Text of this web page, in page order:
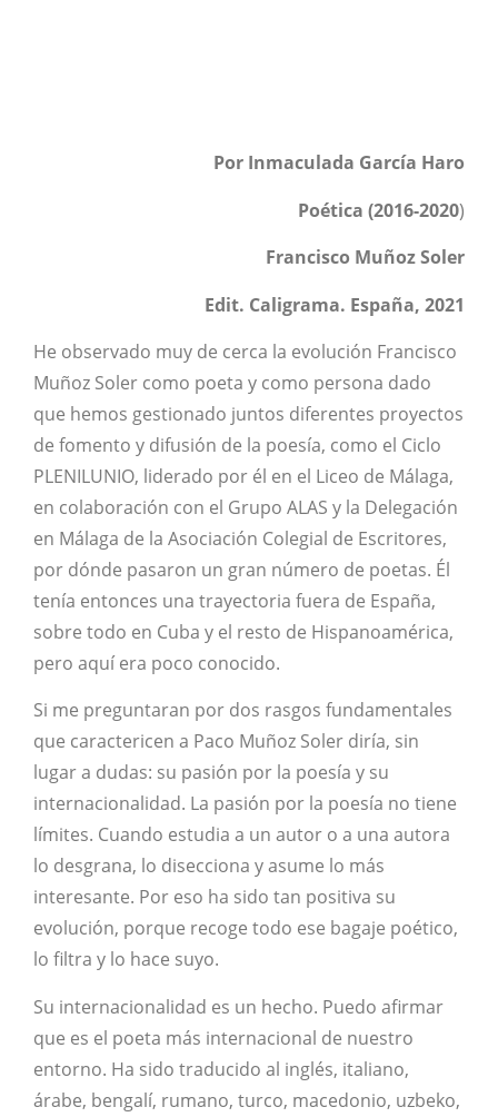
Por Inmaculada García Haro
Poética (2016-2020)
Francisco Muñoz Soler
Edit. Caligrama. España, 2021
He observado muy de cerca la evolución Francisco
Muñoz Soler como poeta y como persona dado
que hemos gestionado juntos diferentes proyectos
de fomento y difusión de la poesía, como el Ciclo
PLENILUNIO, liderado por él en el Liceo de Málaga,
en colaboración con el Grupo ALAS y la Delegación
en Málaga de la Asociación Colegial de Escritores,
por dónde pasaron un gran número de poetas. Él
tenía entonces una trayectoria fuera de España,
sobre todo en Cuba y el resto de Hispanoamérica,
pero aquí era poco conocido.
Si me preguntaran por dos rasgos fundamentales
que caractericen a Paco Muñoz Soler diría, sin
lugar a dudas: su pasión por la poesía y su
internacionalidad. La pasión por la poesía no tiene
límites. Cuando estudia a un autor o a una autora
lo desgrana, lo disecciona y asume lo más
interesante. Por eso ha sido tan positiva su
evolución, porque recoge todo ese bagaje poético,
lo filtra y lo hace suyo.
Su internacionalidad es un hecho. Puedo afirmar
que es el poeta más internacional de nuestro
entorno. Ha sido traducido al inglés, italiano,
árabe, bengalí, rumano, turco, macedonio, uzbeko,